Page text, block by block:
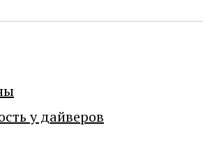
у дайверов